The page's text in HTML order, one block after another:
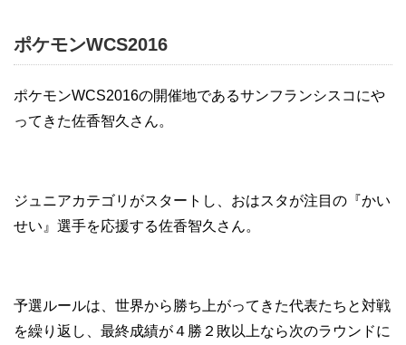
ポケモンWCS2016
ポケモンWCS2016の開催地であるサンフランシスコにや
ってきた佐香智久さん。
ジュニアカテゴリがスタートし、おはスタが注目の『かい
せい』選手を応援する佐香智久さん。
予選ルールは、世界から勝ち上がってきた代表たちと対戦
を繰り返し、最終成績が４勝２敗以上なら次のラウンドに